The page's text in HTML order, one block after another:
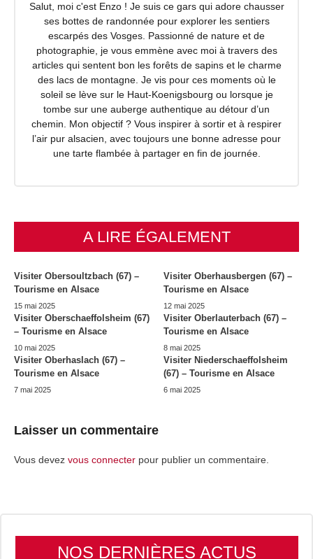
Salut, moi c'est Enzo ! Je suis ce gars qui adore chausser
ses bottes de randonnée pour explorer les sentiers
escarpés des Vosges. Passionné de nature et de
photographie, je vous emmène avec moi à travers des
articles qui sentent bon les forêts de sapins et le charme
des lacs de montagne. Je vis pour ces moments où le
soleil se lève sur le Haut-Koenigsbourg ou lorsque je
tombe sur une auberge authentique au détour d’un
chemin. Mon objectif ? Vous inspirer à sortir et à respirer
l’air pur alsacien, avec toujours une bonne adresse pour
une tarte flambée à partager en fin de journée.
A LIRE ÉGALEMENT
Visiter Obersoultzbach (67) –
Tourisme en Alsace
15 mai 2025
Visiter Oberhausbergen (67) –
Tourisme en Alsace
12 mai 2025
Visiter Oberschaeffolsheim (67)
– Tourisme en Alsace
10 mai 2025
Visiter Oberlauterbach (67) –
Tourisme en Alsace
8 mai 2025
Visiter Oberhaslach (67) –
Tourisme en Alsace
7 mai 2025
Visiter Niederschaeffolsheim
(67) – Tourisme en Alsace
6 mai 2025
Laisser un commentaire
Vous devez vous connecter pour publier un commentaire.
NOS DERNIÈRES ACTUS